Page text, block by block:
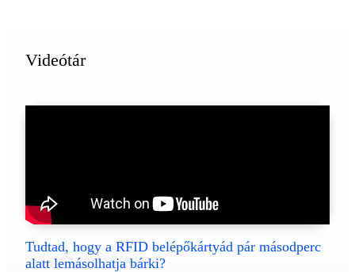
Videótár
Tudtad, hogy a RFID belépőkártyád pár másodperc
alatt lemásolhatja bárki?